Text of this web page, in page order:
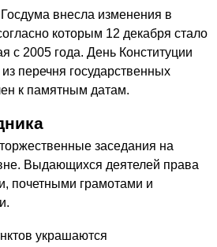
внесла изменения в
которым 12 декабря стало
с 2005 года. День Конституции
перечня государственных
к памятным датам.
заседания на
Выдающихся деятелей права
почетными грамотами и
украшаются